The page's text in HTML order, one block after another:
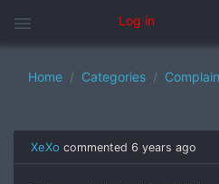
menu Log in
Home Categories
XeXo commented 6 years ago